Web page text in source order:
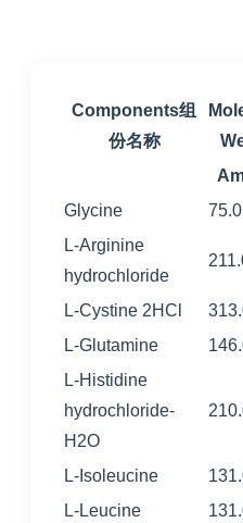
Components组
份名称
Glycine
75.0
L-Arginine
hydrochloride
L-Cystine 2HCl
L-Glutamine
L-Histidine
hydrochloride-
H2O
L-Isoleucine
L-Leucine